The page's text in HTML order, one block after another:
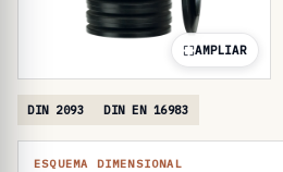
AMPLIAR
DIN 2093 DIN EN 16983
ESQUEMA DIMENSIONAL